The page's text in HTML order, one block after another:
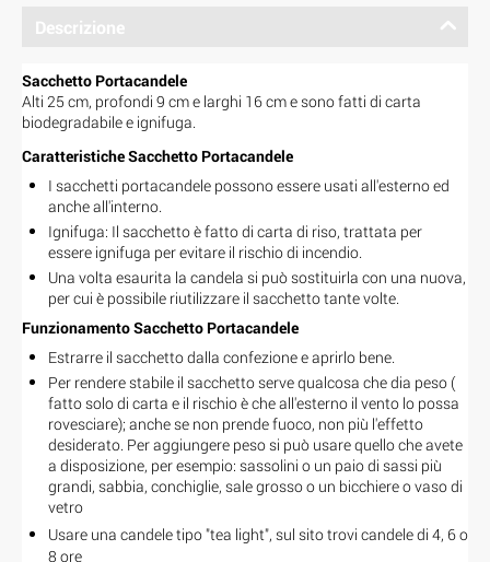
Descrizione
Sacchetto Portacandele
Alti 25 cm, profondi 9 cm e larghi 16 cm e sono fatti di carta
biodegradabile e ignifuga.
Caratteristiche Sacchetto Portacandele
I sacchetti portacandele possono essere usati all'esterno ed
anche all'interno.
Ignifuga: Il sacchetto è fatto di carta di riso, trattata per
essere ignifuga per evitare il rischio di incendio.
Una volta esaurita la candela si può sostituirla con una nuova,
per cui è possibile riutilizzare il sacchetto tante volte.
Funzionamento Sacchetto Portacandele
Estrarre il sacchetto dalla confezione e aprirlo bene.
Per rendere stabile il sacchetto serve qualcosa che dia peso (
fatto solo di carta e il rischio è che all'esterno il vento lo possa
rovesciare); anche se non prende fuoco, non più l'effetto
desiderato. Per aggiungere peso si può usare quello che avete
a disposizione, per esempio: sassolini o un paio di sassi più
grandi, sabbia, conchiglie, sale grosso o un bicchiere o vaso di
vetro
Usare una candele tipo "tea light", sul sito trovi candeledi 4, 6 o
8 ore